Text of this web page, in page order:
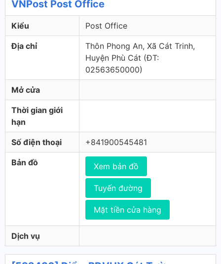
VNPost Post Office
Kiểu Post Office
Địa chỉ
Thôn Phong An, Xã Cát Trinh,
Huyện Phù Cát (ÐT:
02563650000)
Mở cửa
Thời gian giới
hạn
Số điện thoại +841900545481
Bản đồ Xem bản đồ
Tuyến đường
Mặt tiền cửa hàng
Dịch vụ